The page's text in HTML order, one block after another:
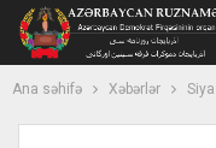
Ana səhifə Xəbərlər